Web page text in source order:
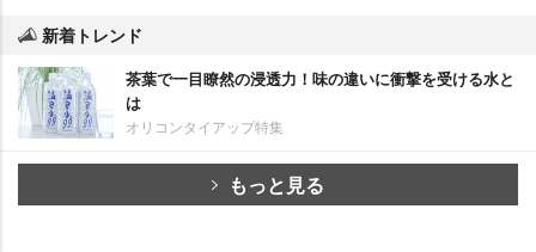
新着トレンド
茶葉で一目瞭然の浸透力！味の違いに衝撃を受ける水と
は
オリコンタイアップ特集
もっと見る